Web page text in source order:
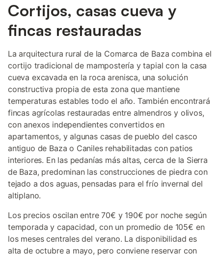
Cortijos, casas cueva y
fincas restauradas
La arquitectura rural de la Comarca de Baza combina el
cortijo tradicional de mampostería y tapial con la casa
cueva excavada en la roca arenisca, una solución
constructiva propia de esta zona que mantiene
temperaturas estables todo el año. También encontrará
fincas agrícolas restauradas entre almendros y olivos,
con anexos independientes convertidos en
apartamentos, y algunas casas de pueblo del casco
antiguo de Baza o Caniles rehabilitadas con patios
interiores. En las pedanías más altas, cerca de la Sierra
de Baza, predominan las construcciones de piedra con
tejado a dos aguas, pensadas para el frío invernal del
altiplano.
Los precios oscilan entre 70€ y 190€ por noche según
temporada y capacidad, con un promedio de 105€ en
los meses centrales del verano. La disponibilidad es
alta de octubre a mayo, pero conviene reservar con